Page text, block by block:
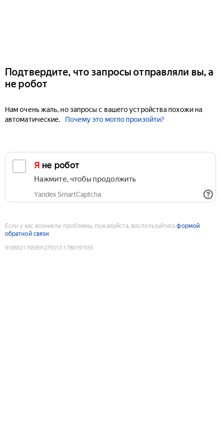
Подтвердите, что запросы отправляли вы, а
не робот
Нам очень жаль, но запросы с вашего устройства похожи на
автоматические.
Почему это могло произойти?
Я не робот
Нажмите, чтобы продолжить
Yandex SmartCaptcha
Если у вас возникли проблемы, пожалуйста, воспользуйтесьформой
обратной связи
9188821705891279313:1786191555